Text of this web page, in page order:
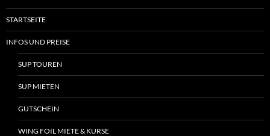
STARTSEITE
INFOS UND PREISE
SUP TOUREN
SUP MIETEN
GUTSCHEIN
WING FOIL MIETE & KURSE